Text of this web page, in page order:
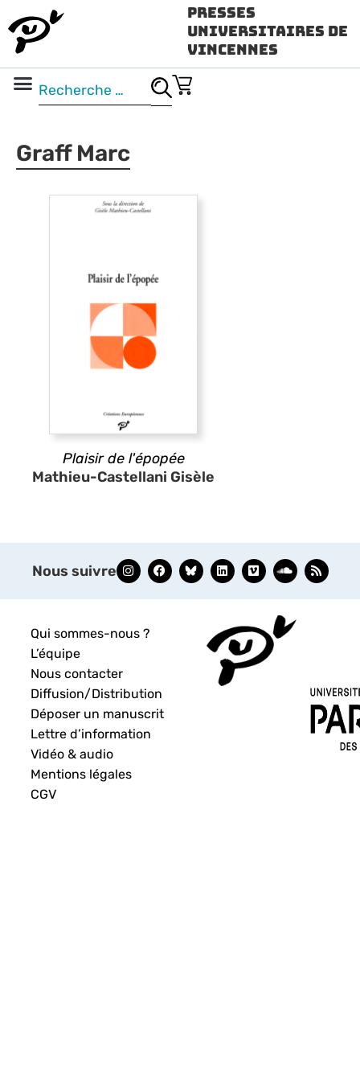
Presses
Universitaires de
Vincennes
Graff Marc
Plaisir de l'épopée
Mathieu-Castellani Gisèle
Nous suivre
Qui sommes-nous ?
L’équipe
Nous contacter
Diffusion/Distribution
Déposer un manuscrit
Lettre d’information
Vidéo & audio
Mentions légales
CGV